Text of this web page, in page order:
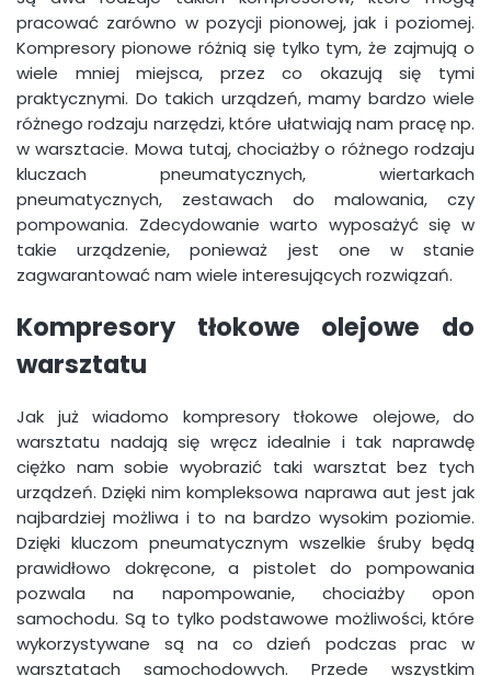
pracować zarówno w pozycji pionowej, jak i poziomej.
Kompresory pionowe różnią się tylko tym, że zajmują o
wiele mniej miejsca, przez co okazują się tymi
praktycznymi. Do takich urządzeń, mamy bardzo wiele
różnego rodzaju narzędzi, które ułatwiają nam pracę np.
w warsztacie. Mowa tutaj, chociażby o różnego rodzaju
kluczach pneumatycznych, wiertarkach
pneumatycznych, zestawach do malowania, czy
pompowania. Zdecydowanie warto wyposażyć się w
takie urządzenie, ponieważ jest one w stanie
zagwarantować nam wiele interesujących rozwiązań.
Kompresory tłokowe olejowe do
warsztatu
Jak już wiadomo kompresory tłokowe olejowe, do
warsztatu nadają się wręcz idealnie i tak naprawdę
ciężko nam sobie wyobrazić taki warsztat bez tych
urządzeń. Dzięki nim kompleksowa naprawa aut jest jak
najbardziej możliwa i to na bardzo wysokim poziomie.
Dzięki kluczom pneumatycznym wszelkie śruby będą
prawidłowo dokręcone, a pistolet do pompowania
pozwala na napompowanie, chociażby opon
samochodu. Są to tylko podstawowe możliwości, które
wykorzystywane są na co dzień podczas prac w
warsztatach samochodowych. Przede wszystkim